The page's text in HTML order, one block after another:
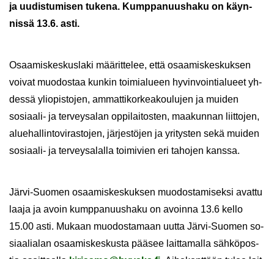
ja uu­dis­tu­mi­sen tu­ke­na. Kump­pa­nuus­ha­ku on käyn­
nis­sä 13.6. asti.
Osaa­mis­kes­kus­la­ki mää­rit­te­lee, että osaa­mis­kes­kuk­sen
voi­vat muo­dos­taa kun­kin toi­mia­lu­een hy­vin­voin­tia­lu­eet yh­
des­sä yli­opis­to­jen, am­mat­ti­kor­kea­kou­lu­jen ja mui­den
sosiaali-​ ja ter­vey­sa­lan op­pi­lai­tos­ten, maa­kun­nan liit­to­jen,
alue­hal­lin­to­vi­ras­to­jen, jär­jes­tö­jen ja yri­tys­ten sekä mui­den
sosiaali-​ ja ter­vey­sa­lal­la toi­mi­vien eri ta­ho­jen kans­sa.
Järvi-​Suomen osaa­mis­kes­kuk­sen muo­dos­ta­mi­sek­si avat­tu
laaja ja avoin kump­pa­nuus­ha­ku on avoin­na 13.6 kello
15.00 asti. Mu­kaan muo­dos­ta­maan uutta Järvi-​Suomen so­
si­aa­lia­lan osaa­mis­kes­kus­ta pää­see lait­ta­mal­la säh­kö­pos­